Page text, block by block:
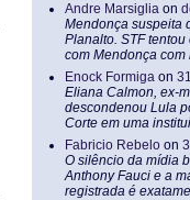
Andre Marsiglia on
Mendonça suspeita
Planalto. STF
com Mendonça com
Enock Formiga on
Eliana Calmon, ex-
descondenou Lula
Corte em uma
Fabricio Rebelo on
O silêncio da mídia
Anthony Fauci e a
registrada é